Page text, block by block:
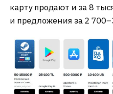
карту продают и за 8
и предложения за 2